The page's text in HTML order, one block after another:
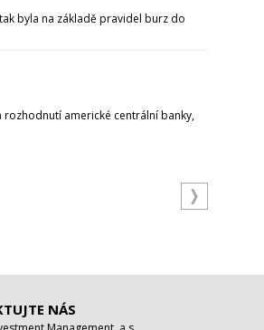
byla na základě pravidel burz do
americké centrální banky,
NÁS